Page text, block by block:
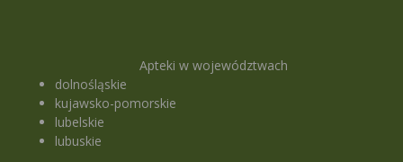
Apteki w województwach
dolnośląskie
kujawsko-pomorskie
lubelskie
lubuskie